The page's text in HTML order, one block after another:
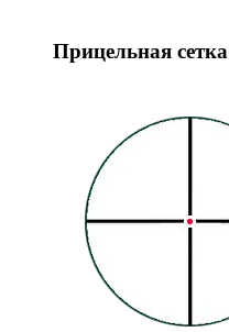
Прицельная сетка